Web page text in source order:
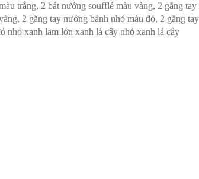
trắng, 2 bát nướng soufflé màu vàng, 2 găng
2 găng tay nướng bánh nhỏ màu đỏ, 2 găng
nhỏ xanh lam lớn xanh lá cây nhỏ xanh lá cây